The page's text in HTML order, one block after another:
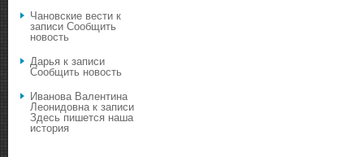
Чановские вести к
записи Сообщить
новость
Дарья к записи
Сообщить новость
Иванова Валентина
Леонидовнак записи
Здесь пишется наша
история